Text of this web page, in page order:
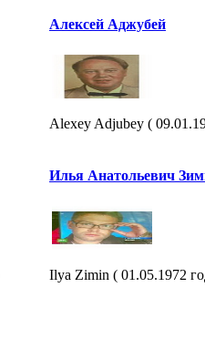
Алексей Аджубей
Alexey Adjubey (
Илья Анатольевич
Ilya Zimin ( 01.05.1972